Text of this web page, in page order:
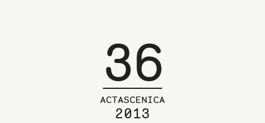
36
ACTASCENICA
2013